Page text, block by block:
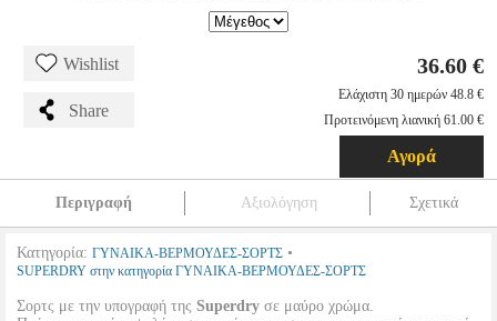
Wishlist
Share
36.60 €
Ελάχιστη 30 ημερών 48.8 €
Προτεινόμενη λιανική 61.00 €
Αγορά
Περιγραφή Αξιολόγηση Σχετικά
Κατηγορία: ΓΥΝΑΙΚΑ-ΒΕΡΜΟΥΔΕΣ-ΣΟΡΤΣ •
SUPERDRY στην κατηγορία ΓΥΝΑΙΚΑ-ΒΕΡΜΟΥΔΕΣ-ΣΟΡΤΣ
Σορτς με την υπογραφή της Superdry σε μαύρο χρώμα.